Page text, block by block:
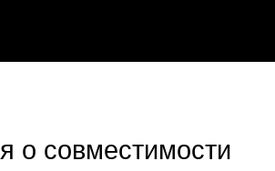
о совместимости